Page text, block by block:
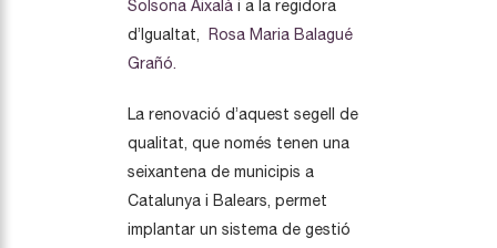
Solsona Aixalà i a la regidora
d’Igualtat,
Rosa Maria Balagué
Grañó.
La renovació d’aquest segell de
qualitat, que només tenen una
seixantena de municipis a
Catalunya i Balears, permet
implantar un sistema de gestió